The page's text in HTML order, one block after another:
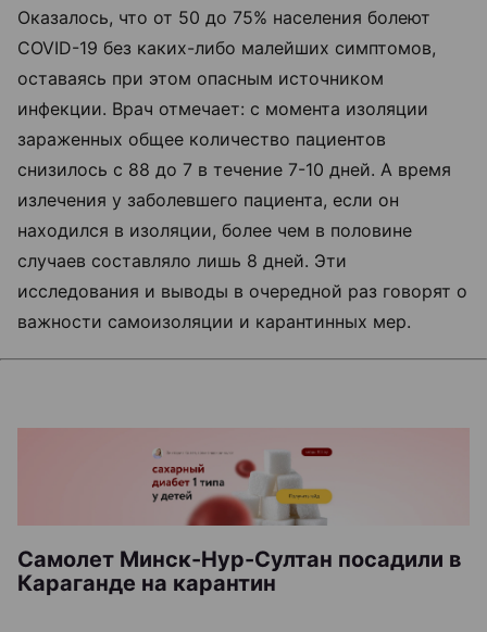
Оказалось, что от 50 до 75% населения болеют
COVID-19 без каких-либо малейших симптомов,
оставаясь при этом опасным источником
инфекции. Врач отмечает: с момента изоляции
зараженных общее количество пациентов
снизилось с 88 до 7 в течение 7-10 дней. А время
излечения у заболевшего пациента, если он
находился в изоляции, более чем в половине
случаев составляло лишь 8 дней. Эти
исследования и выводы в очередной раз говорят о
важности самоизоляции и карантинных мер.
Самолет Минск-Нур-Султан посадили в
Караганде на карантин